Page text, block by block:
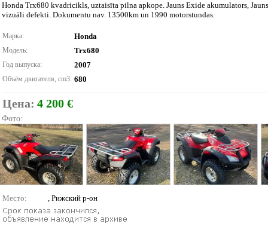
Honda Trx680 kvadricikls, uztaisīta pilna apkope. Jauns Exide akumulators,
vizuāli defekti. Dokumentu nav. 13500km un 1990 motorstundas.
Марка: Honda
Модель: Trx680
Год выпуска: 2007
Объём двигателя, cm3: 680
Цена: 4 200 €
Фото:
Место: , Рижский р-он